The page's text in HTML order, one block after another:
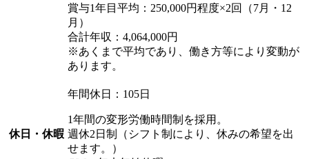
賞与1年目平均：250,000円程度×2回（7月・12
月）
合計年収：4,064,000円
※あくまで平均であり、働き方等により変動が
あります。
休日・休暇
年間休日：105日
1年間の変形労働時間制を採用。
週休2日制（シフト制により、休みの希望を出
せます。）